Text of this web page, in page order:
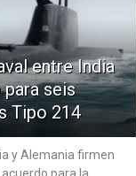
entre India
para seis
Tipo 214
y Alemania firmen